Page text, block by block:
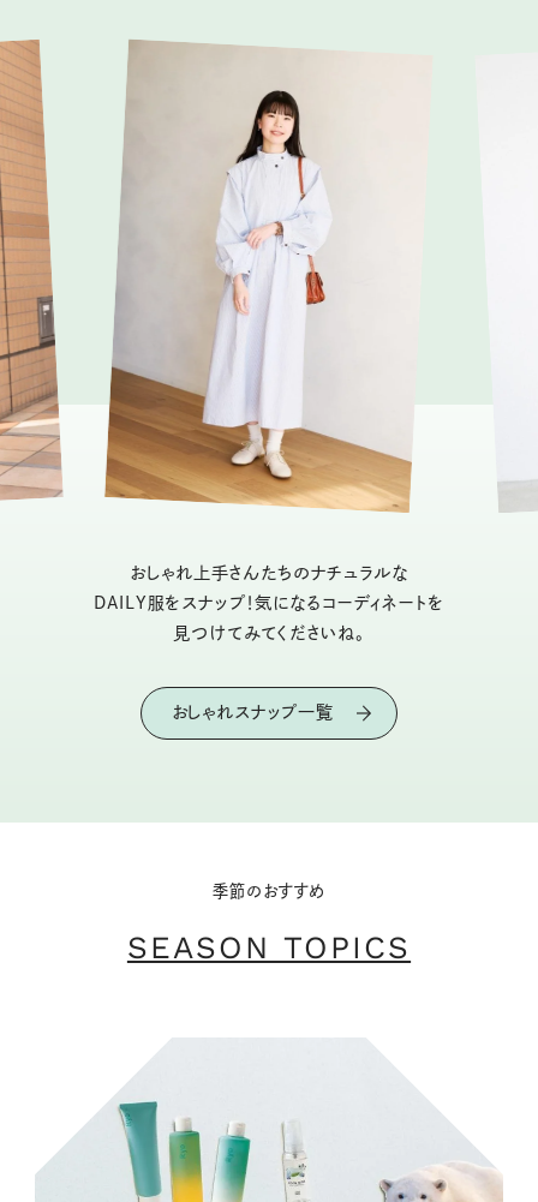
おしゃれ上手さんたちのナチュラルな
DAILY服をスナップ！気になるコーディネートを
見つけてみてくださいね。
おしゃれスナップ一覧
季節のおすすめ
SEASON TOPICS